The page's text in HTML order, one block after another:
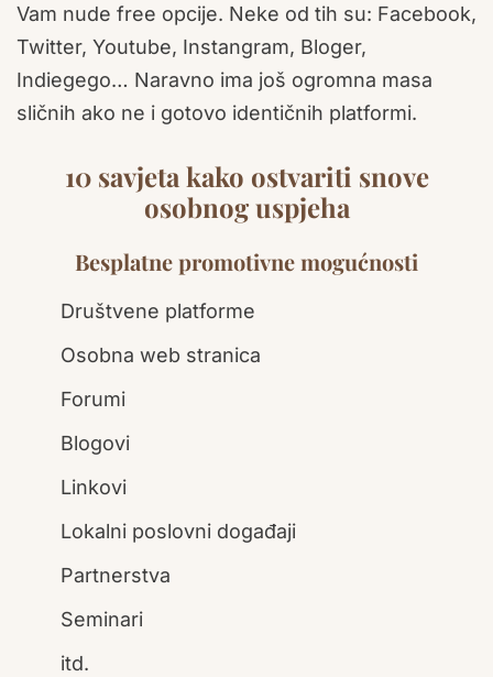
Vam nude free opcije. Neke od tih su: Facebook,
Twitter, Youtube, Instangram, Bloger,
Indiegego… Naravno ima još ogromna masa
sličnih ako ne i gotovo identičnih platformi.
10 savjeta kako ostvariti snove
osobnog uspjeha
Besplatne promotivne mogućnosti
Društvene platforme
Osobna web stranica
Forumi
Blogovi
Linkovi
Lokalni poslovni događaji
Partnerstva
Seminari
itd.